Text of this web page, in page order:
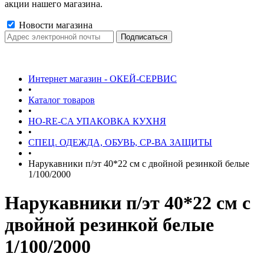
акции нашего магазина.
Новости магазина
Интернет магазин - ОКЕЙ-СЕРВИС
•
Каталог товаров
•
HO-RE-CA УПАКОВКА КУХНЯ
•
СПЕЦ. ОДЕЖДА, ОБУВЬ, СР-ВА ЗАЩИТЫ
•
Нарукавники п/эт 40*22 см с двойной резинкой белые
1/100/2000
Нарукавники п/эт 40*22 см с
двойной резинкой белые
1/100/2000